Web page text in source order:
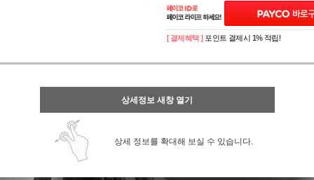
[ 결제혜택 ] 포인트 결제시 1% 적립!
상세정보 새창 열기
상세 정보를 확대해 보실 수 있습니다.